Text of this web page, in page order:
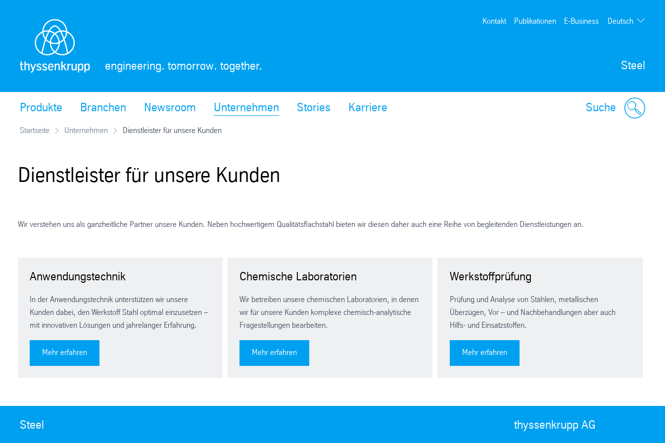
Steel
engineering. tomorrow. together.
Kontakt Publikationen E-Business Deutsch
Suche
Produkte Branchen Newsroom Unternehmen Stories Karriere
Startseite Unternehmen Dienstleister für unsere Kunden
Dienstleister für unsere Kunden
Wir verstehen uns als ganzheitliche Partner unsere Kunden. Neben hochwertigem Qualitätsflachstahl bieten wir diesen daher auch eine Reihe von begleitenden Dienstleistungen an.
Anwendungstechnik
In der Anwendungstechnik unterstützen wir unsere
Kunden dabei, den Werkstoff Stahl optimal einzusetzen –
mit innovativen Lösungen und jahrelanger Erfahrung.
Mehr erfahren
Chemische Laboratorien
Wir betreiben unsere chemischen Laboratorien, in denen
wir für unsere Kunden komplexe chemisch-analytische
Fragestellungen bearbeiten.
Mehr erfahren
Werkstoffprüfung
Prüfung und Analyse von Stählen, metallischen
Überzügen, Vor – und Nachbehandlungen aber auch
Hilfs- und Einsatzstoffen.
Mehr erfahren
Steel thyssenkrupp AG